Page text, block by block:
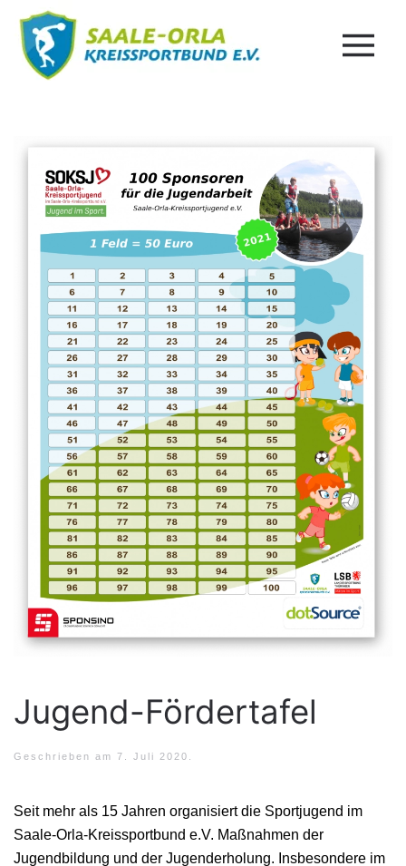
Jugend-Fördertafel
Geschrieben am 7. Juli 2020
Seit mehr als 15 Jahren organisiert die Sportjugend im
Saale-Orla-Kreissportbund e.V. Maßnahmen der
Jugendbildung und der Jugenderholung. Insbesondere im